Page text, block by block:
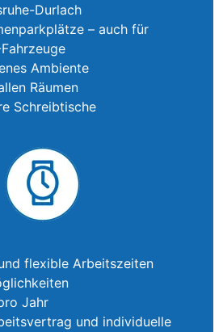
Durlach
– auch für
Ambiente
Räumen
Schreibtische
flexible Arbeitszeiten
Jahr
und individuelle